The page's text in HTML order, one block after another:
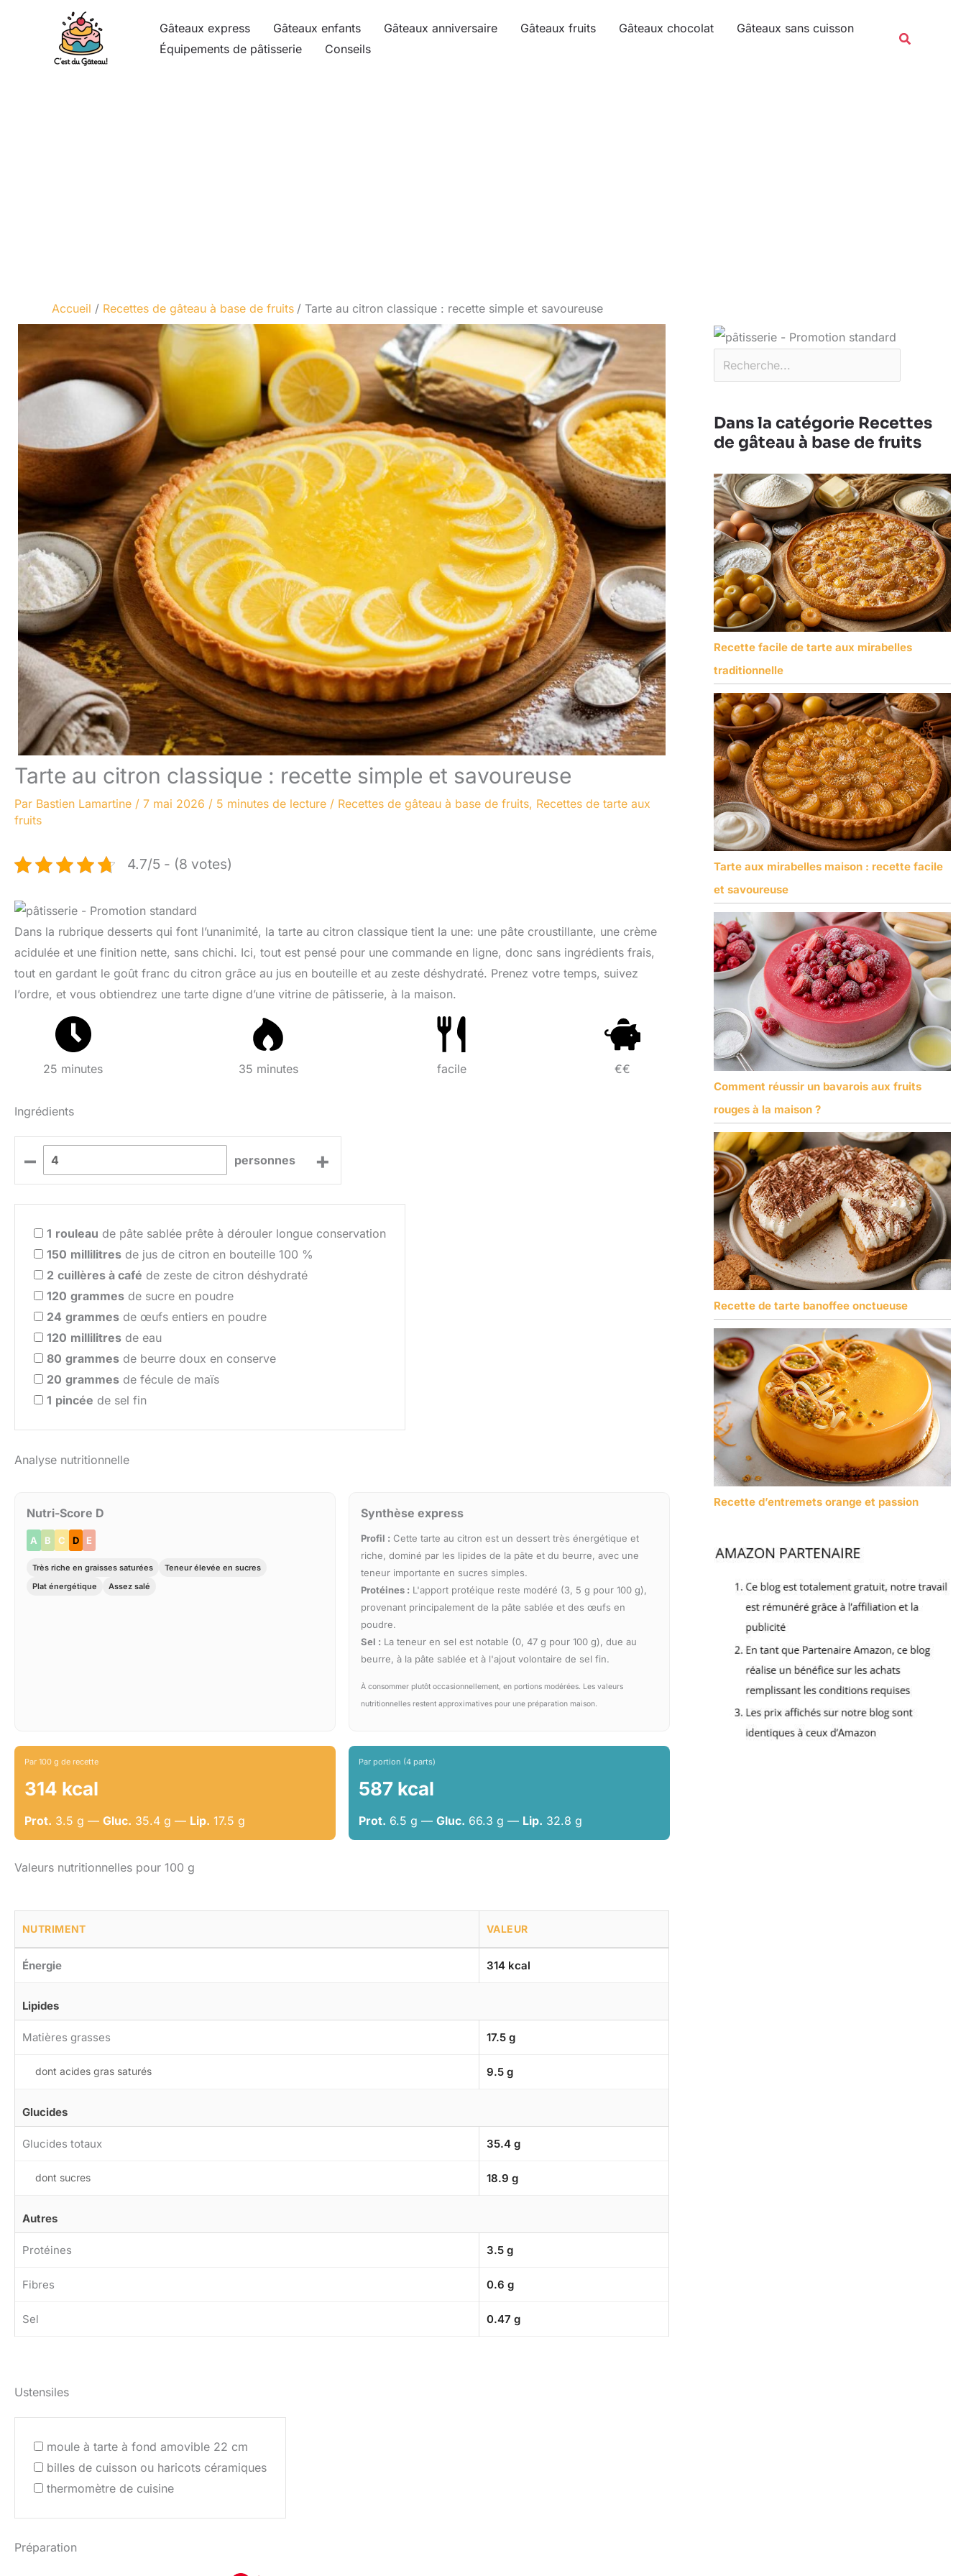
Gâteaux express Gâteaux enfants Gâteaux anniversaire Gâteaux fruits Gâteaux chocolat
Gâteaux sans cuisson
Équipements de pâtisserie
Conseils
Accueil Recettes de gâteau à base de fruits Tarte au citron classique : recette simple et savoureuse
Tarte au citron classique : recette simple et savoureuse
Par Bastien Lamartine / 7 mai 2026 / 5 minutes de lecture / Recettes de gâteau à base de fruits, Recettes de tarte aux
fruits
4.7/5 - (8 votes)
Dans la rubrique desserts qui font l’unanimité, la tarte au citron classique tient la une: une pâte croustillante, une crème
acidulée et une finition nette, sans chichi. Ici, tout est pensé pour une commande en ligne, donc sans ingrédients frais,
tout en gardant le goût franc du citron grâce au jus en bouteille et au zeste déshydraté. Prenez votre temps, suivez
l’ordre, et vous obtiendrez une tarte digne d’une vitrine de pâtisserie, à la maison.
25 minutes 35 minutes facile €€
Ingrédients
– personnes +
1 rouleau de pâte sablée prête à dérouler longue conservation
150 millilitres de jus de citron en bouteille 100 %
2 cuillères à café de zeste de citron déshydraté
120 grammes de sucre en poudre
24 grammes de œufs entiers en poudre
120 millilitres de eau
80 grammes de beurre doux en conserve
20 grammes de fécule de maïs
1 pincée de sel fin
Analyse nutritionnelle
Nutri-Score D
A B C D E
Très riche en graisses saturées
Teneur élevée en sucres
Plat énergétique
Assez salé
Synthèse express
Profil : Cette tarte au citron est un dessert très énergétique et
riche, dominé par les lipides de la pâte et du beurre, avec une
teneur importante en sucres simples.
Protéines : L'apport protéique reste modéré (3, 5 g pour 100 g),
provenant principalement de la pâte sablée et des œufs en
poudre.
Sel : La teneur en sel est notable (0, 47 g pour 100 g), due au
beurre, à la pâte sablée et à l'ajout volontaire de sel fin.
À consommer plutôt occasionnellement, en portions modérées. Les valeurs
nutritionnelles restent approximatives pour une préparation maison.
Par 100 g de recette
314 kcal
Prot. 3.5 g — Gluc. 35.4 g — Lip. 17.5 g
Par portion (4 parts)
587 kcal
Prot. 6.5 g —Gluc. 66.3 g — Lip. 32.8 g
Valeurs nutritionnelles pour 100 g
NUTRIMENT VALEUR
Énergie 314 kcal
Lipides
Matières grasses 17.5 g
dont acides gras saturés 9.5 g
Glucides
Glucides totaux 35.4 g
dont sucres 18.9 g
Autres
Protéines 3.5 g
Fibres 0.6 g
Sel 0.47 g
Ustensiles
moule à tarte à fond amovible 22 cm
billes de cuisson ou haricots céramiques
thermomètre de cuisine
Préparation
Dans la catégorie Recettes
de gâteau à base de fruits
Recette facile de tarte aux mirabelles
traditionnelle
Tarte aux mirabelles maison : recette facile
et savoureuse
Comment réussir un bavarois aux fruits
rouges à la maison ?
Recette de tarte banoffee onctueuse
Recette d’entremets orange et passion